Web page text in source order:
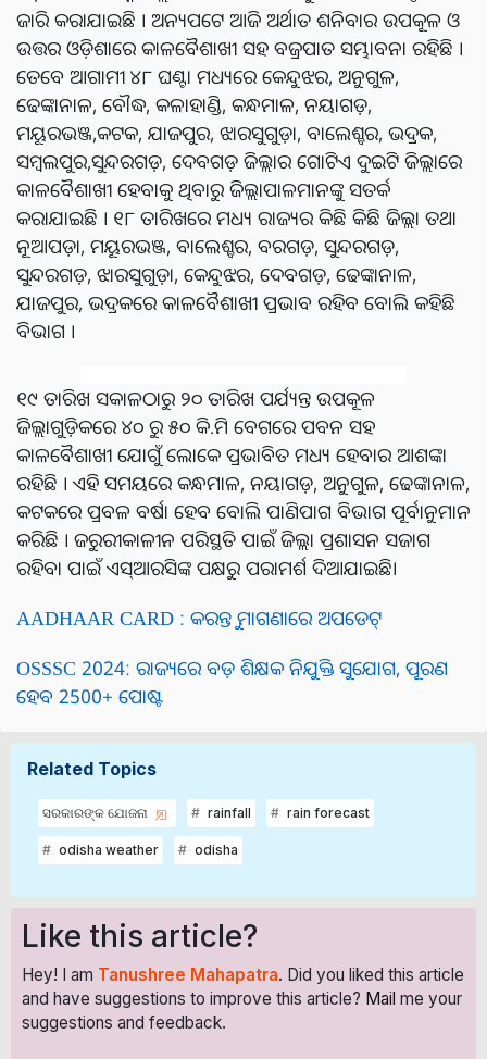
ଜାରି କରାଯାଇଛି । ଅନ୍ୟପଟେ ଆଜି ଅର୍ଥାତ ଶନିବାର ଉପକୂଳ ଓ
ଉତ୍ତର ଓଡ଼ିଶାରେ କାଳବୈଶାଖୀ ସହ ବଜ୍ରପାତ ସମ୍ଭାବନା ରହିଛି ।
ତେବେ ଆଗାମୀ ୪୮ ଘଣ୍ଟା ମଧ୍ୟରେ କେନ୍ଦୁଝର, ଅନୁଗୁଳ,
ଢେଙ୍କାନାଳ, ବୌଦ୍ଧ, କଳାହାଣ୍ଡି, କନ୍ଧମାଳ, ନୟାଗଡ଼,
ମୟୂରଭଞ୍ଜ,କଟକ, ଯାଜପୁର, ଝାରସୁଗୁଡ଼ା, ବାଲେଶ୍ବର, ଭଦ୍ରକ,
ସମ୍ବଲପୁର,ସୁନ୍ଦରଗଡ଼, ଦେବଗଡ଼ ଜିଲ୍ଲାର ଗୋଟିଏ ଦୁଇଟି ଜିଲ୍ଲାରେ
କାଳବୈଶାଖୀ ହେବାକୁ ଥିବାରୁ ଜିଲ୍ଲାପାଳମାନଙ୍କୁ ସତର୍କ
କରାଯାଇଛି । ୧୮ ତାରିଖରେ ମଧ୍ୟ ରାଜ୍ୟର କିଛି କିଛି ଜିଲ୍ଲା ତଥା
ନୂଆପଡ଼ା, ମୟୂରଭଞ୍ଜ, ବାଲେଶ୍ବର, ବରଗଡ଼, ସୁନ୍ଦରଗଡ଼,
ସୁନ୍ଦରଗଡ଼, ଝାରସୁଗୁଡ଼ା, କେନ୍ଦୁଝର, ଦେବଗଡ଼, ଢେଙ୍କାନାଳ,
ଯାଜପୁର, ଭଦ୍ରକରେ କାଳବୈଶାଖୀ ପ୍ରଭାବ ରହିବ ବୋଲି କହିଛି
ବିଭାଗ ।
୧୯ ତାରିଖ ସକାଳଠାରୁ ୨୦ ତାରିଖ ପର୍ଯ୍ୟନ୍ତ ଉପକୂଳ
ଜିଲ୍ଲାଗୁଡ଼ିକରେ ୪୦ ରୁ ୫୦ କି.ମି ବେଗରେ ପବନ ସହ
କାଳବୈଶାଖୀ ଯୋଗୁଁ ଲୋକେ ପ୍ରଭାବିତ ମଧ୍ୟ ହେବାର ଆଶଙ୍କା
ରହିଛି । ‌ଏହି ସମୟରେ କନ୍ଧମାଳ, ନୟାଗଡ଼, ଅନୁଗୁଳ, ଢେଙ୍କାନାଳ,
କଟକରେ ପ୍ରବଳ ବର୍ଷା ହେବ ବୋଲି ପାଣିପାଗ ବିଭାଗ ପୂର୍ବାନୁମାନ
କରିଛି । ଜରୁରୀକାଳୀନ ପରିସ୍ଥତି ପାଇଁ ଜିଲ୍ଲା ପ୍ରଶାସନ ସଜାଗ
ରହିବା ପାଇଁ ଏସ୍‌ଆରସିଙ୍କ ପକ୍ଷରୁ ପରାମର୍ଶ ଦିଆଯାଇଛି।
AADHAAR CARD : କରନ୍ତୁ ମାଗଣାରେ ଅପଡେଟ୍
OSSSC 2024: ରାଜ୍ୟରେ ବଡ଼ ଶିକ୍ଷକ ନିଯୁକ୍ତି ସୁଯୋଗ, ପୂରଣ
ହେବ 2500+ ପୋଷ୍ଟ
Related Topics
ସରକାରଙ୍କ ଯୋଜନା rainfall rain forecast
odisha weather odisha
Like this article?
Hey! I am Tanushree Mahapatra. Did you liked this article
and have suggestions to improve this article? Mail me your
suggestions and feedback.